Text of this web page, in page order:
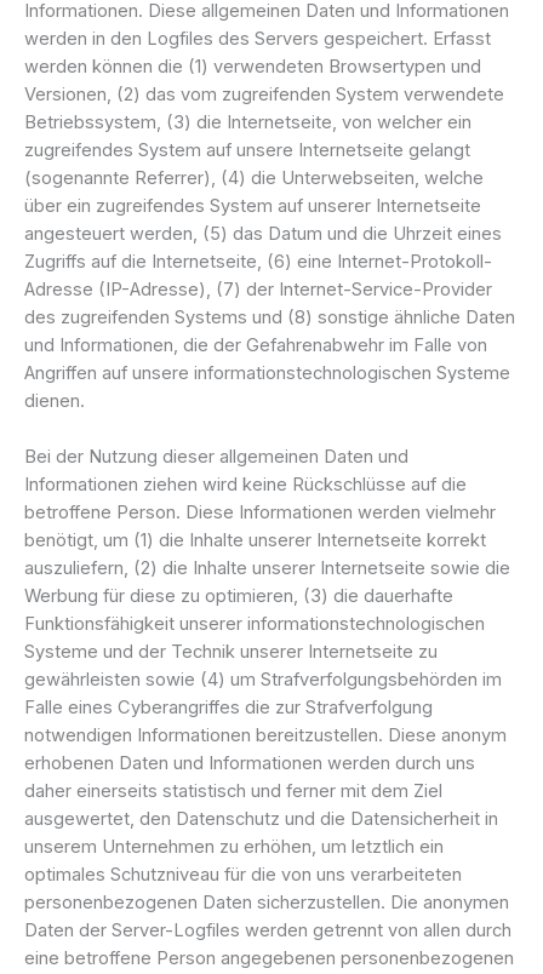
Informationen. Diese allgemeinen Daten und Informationen
werden in den Logfiles des Servers gespeichert. Erfasst
werden können die (1) verwendeten Browsertypen und
Versionen, (2) das vom zugreifenden System verwendete
Betriebssystem, (3) die Internetseite, von welcher ein
zugreifendes System auf unsere Internetseite gelangt
(sogenannte Referrer), (4) die Unterwebseiten, welche
über ein zugreifendes System auf unserer Internetseite
angesteuert werden, (5) das Datum und die Uhrzeit eines
Zugriffs auf die Internetseite, (6) eine Internet-Protokoll-
Adresse (IP-Adresse), (7) der Internet-Service-Provider
des zugreifenden Systems und (8) sonstige ähnliche Daten
und Informationen, die der Gefahrenabwehr im Falle von
Angriffen auf unsere informationstechnologischen Systeme
dienen.
Bei der Nutzung dieser allgemeinen Daten und
Informationen ziehen wird keine Rückschlüsse auf die
betroffene Person. Diese Informationen werden vielmehr
benötigt, um (1) die Inhalte unserer Internetseite korrekt
auszuliefern, (2) die Inhalte unserer Internetseite sowie die
Werbung für diese zu optimieren, (3) die dauerhafte
Funktionsfähigkeit unserer informationstechnologischen
Systeme und der Technik unserer Internetseite zu
gewährleisten sowie (4) um Strafverfolgungsbehörden im
Falle eines Cyberangriffes die zur Strafverfolgung
notwendigen Informationen bereitzustellen. Diese anonym
erhobenen Daten und Informationen werden durch uns
daher einerseits statistisch und ferner mit dem Ziel
ausgewertet, den Datenschutz und die Datensicherheit in
unserem Unternehmen zu erhöhen, um letztlich ein
optimales Schutzniveau für die von uns verarbeiteten
personenbezogenen Daten sicherzustellen. Die anonymen
Daten der Server-Logfiles werden getrennt von allen durch
eine betroffene Person angegebenen personenbezogenen